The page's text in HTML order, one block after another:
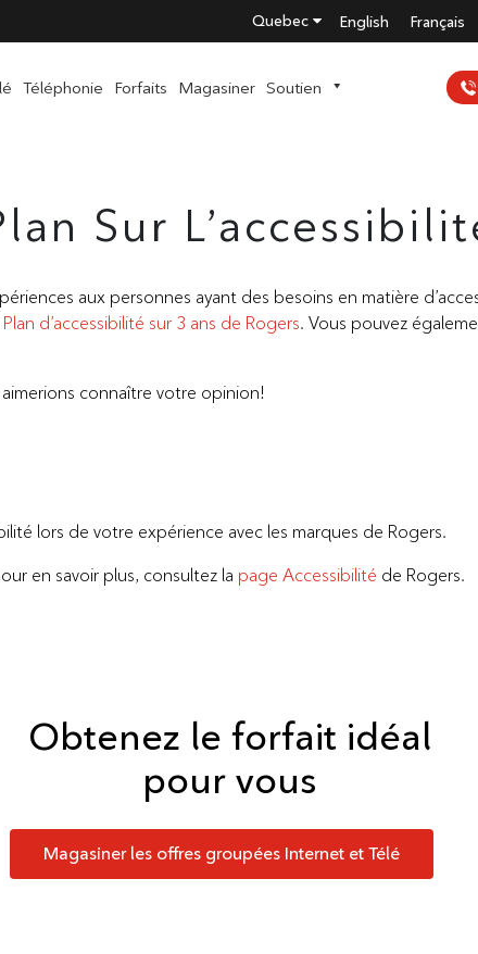
Quebec English Français
Téléphonie Forfaits Magasiner Soutien
Sur
aux personnes ayant des besoins en matière
Plan d’accessibilité sur 3 ans de Rogers. Vous pouvez
connaître votre opinion!
lors de votre expérience avec les marques de Rogers.
en savoir plus, consultez la page Accessibilité de Rogers.
Obtenez le forfait idéal
pour vous
Magasiner les offres groupées Internet et Télé